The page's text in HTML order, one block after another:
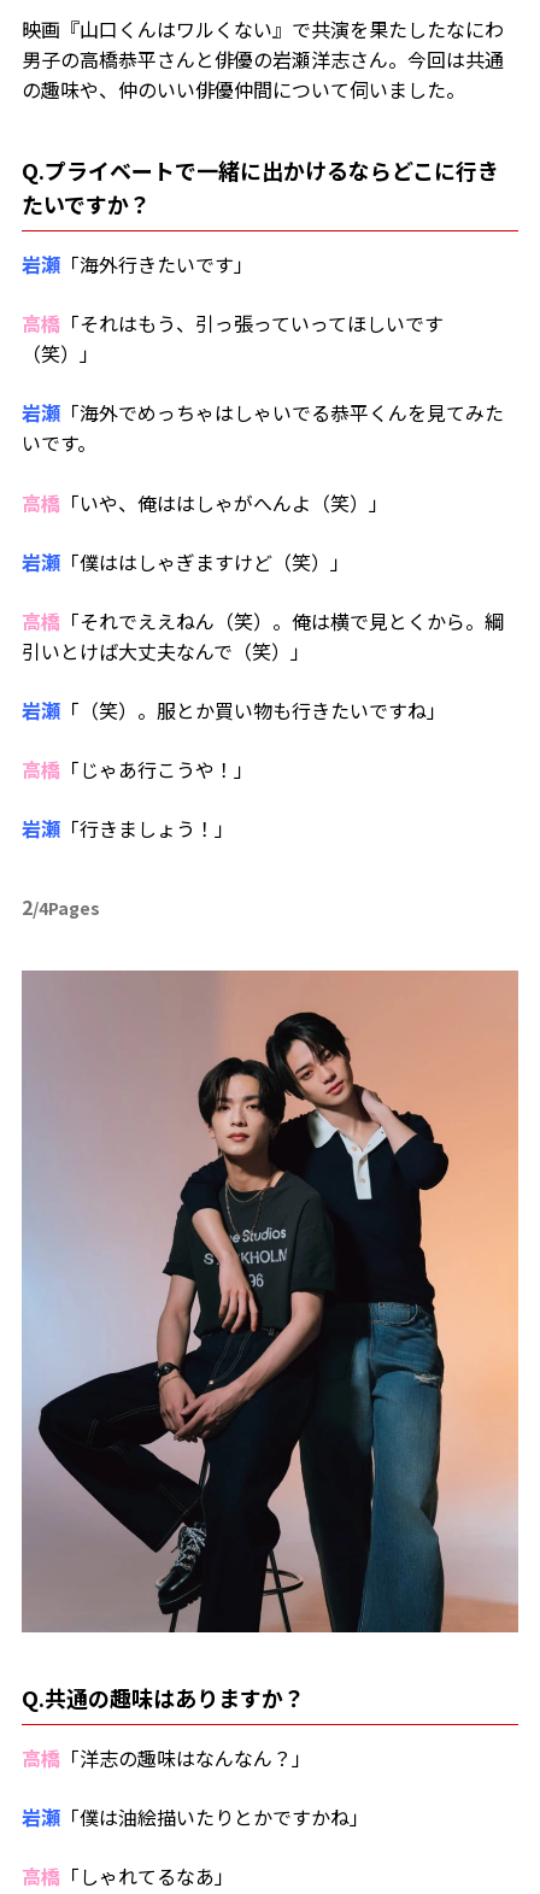
映画『山口くんはワルくない』で共演を果たしたなにわ
男子の高橋恭平さんと俳優の岩瀬洋志さん。今回は共通
の趣味や、仲のいい俳優仲間について伺いました。
Q.プライベートで一緒に出かけるならどこに行き
たいですか？
岩瀬「海外行きたいです」
高橋 「それはもう、引っ張っていってほしいです
（笑）」
岩瀬「海外でめっちゃはしゃいでる恭平くんを見てみた
いです。
高橋 「いや、俺ははしゃがへんよ（笑）」
岩瀬「僕ははしゃぎますけど（笑）」
高橋 「それでええねん（笑）。俺は横で見とくから。綱
引いとけば大丈夫なんで（笑）」
岩瀬「（笑）。服とか買い物も行きたいですね」
高橋 「じゃあ行こうや！」
岩瀬「行きましょう！」
2/4Pages
Q.共通の趣味はありますか？
高橋 「洋志の趣味はなんなん？」
岩瀬「僕は油絵描いたりとかですかね」
高橋 「しゃれてるなあ」